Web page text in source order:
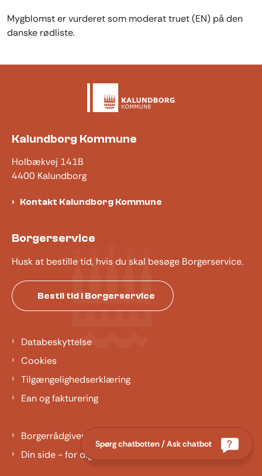
Mygblomst er vurderet som moderat truet (EN) på den
danske rødliste.
Kalundborg Kommune
Holbækvej 141B
4400 Kalundborg
Kontakt Kalundborg Kommune
Borgerservice
Husk at bestille tid, hvis du skal besøge Borgerservice.
Bestil tid i Borgerservice
Databeskyttelse
Cookies
Tilgængelighedserklæring
Ean og fakturering
Borgerrådgiver
Din side - for dig der er barn eller ung
Spørg chatbotten / Ask chatbot